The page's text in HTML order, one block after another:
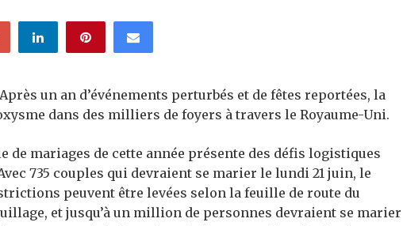
un an d’événements perturbés et de fêtes reportées, la
dans des milliers de foyers à travers le Royaume-Uni.
mariages de cette année présente des défis logistiques
735 couples qui devraient se marier le lundi 21 juin, le
peuvent être levées selon la feuille de route du
et jusqu’à un million de personnes devraient se marier